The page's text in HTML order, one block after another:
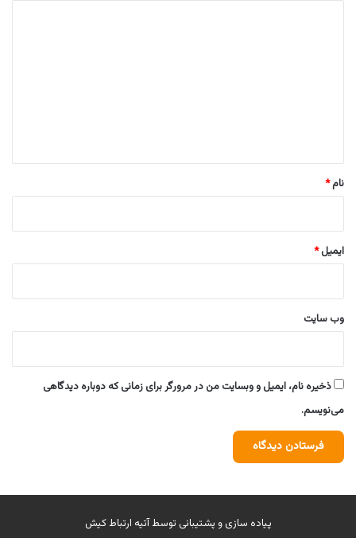
نام*
ایمیل*
وب‌ سایت
ذخیره نام، ایمیل و وبسایت من در مرورگر برای زمانی که دوباره دیدگاهی
می‌نویسم.
پیاده سازی و پشتیبانی توسطآتیه ارتباط کیش